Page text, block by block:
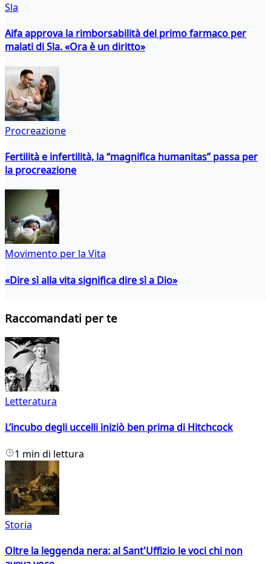
Sla
Aifa approva la rimborsabilità del primo farmaco per
malati di Sla. «Ora è un diritto»
Procreazione
Fertilità e infertilità, la “magnifica humanitas” passa per
la procreazione
Movimento per la Vita
«Dire sì alla vita significa dire sì a Dio»
Raccomandati per te
Letteratura
L’incubo degli uccelli iniziò ben prima di Hitchcock
1 min di lettura
Storia
Oltre la leggenda nera: al Sant'Uffizio le voci chi non